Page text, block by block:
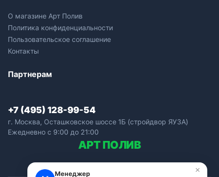
О магазине Арт Полив
Политика конфиденциальности
Пользовательское соглашение
Контакты
Партнерам
АРТПОЛИВ
+7 (495) 128-99-54
г. Москва, Осташковское шоссе 1Б (стройдвор ЯУЗА)
Ежедневно с 9:00 до 21:00
Менеджер ×